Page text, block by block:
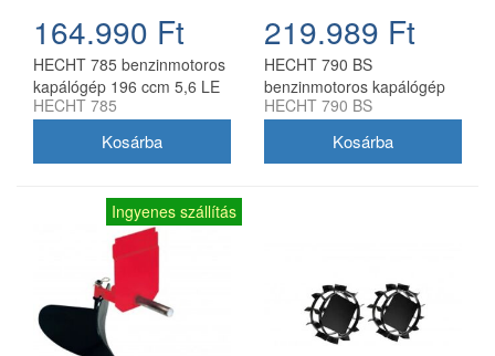
164.990 Ft
HECHT 785 benzinmotoros
kapálógép 196 ccm 5,6 LE
HECHT 785
219.989 Ft
HECHT 790 BS
benzinmotoros kapálógép
Briggs & Stratton motorral
HECHT 790 BS
Ingyenes szállítás